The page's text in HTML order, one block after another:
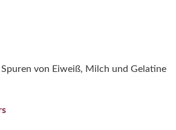
von Eiweiß, Milch und Gelatine